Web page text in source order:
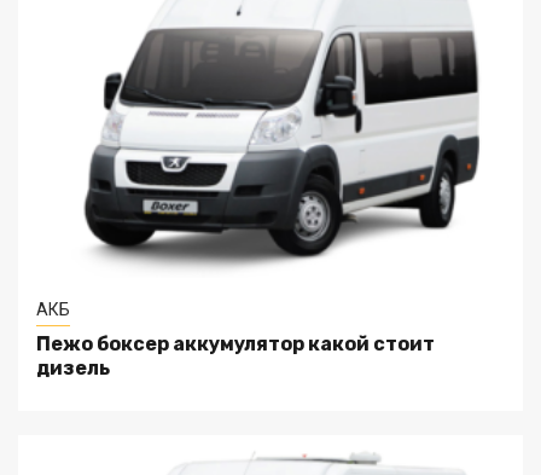
АКБ
Пежо боксер аккумулятор какой стоит
дизель